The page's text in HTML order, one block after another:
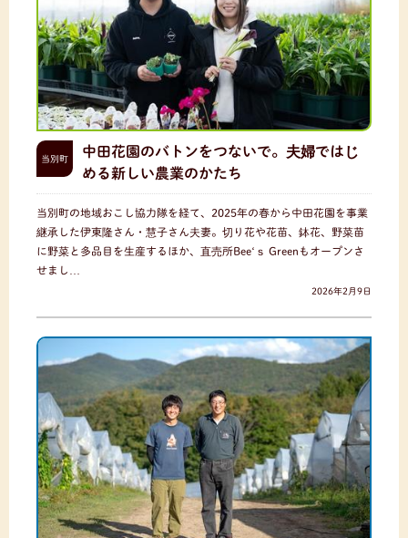
当別町
中田花園のバトンをつないで。夫婦ではじ
める新しい農業のかたち
当別町の地域おこし協力隊を経て、2025年の春から中田花園を事業
継承した伊東隆さん・慧子さん夫妻。切り花や花苗、鉢花、野菜苗
に野菜と多品目を生産するほか、直売所Bee‘ｓ Greenもオープンさ
せまし…
2026年2月9日